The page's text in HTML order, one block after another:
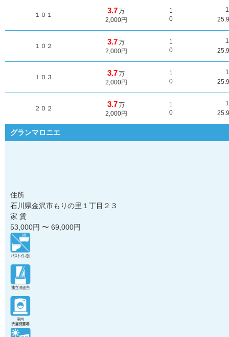
１０１ 3.7万
2,000円
1
0
１０２ 3.7万
2,000円
1
0
１０３ 3.7万
2,000円
1
0
２０２ 3.7万
2,000円
1
0
グランマロニエ
住所
石川県金沢市もりの里１丁目２３
家 賃
53,000円 〜 69,000円